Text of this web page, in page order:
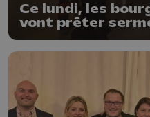
Ce lundi, les
vont prêter